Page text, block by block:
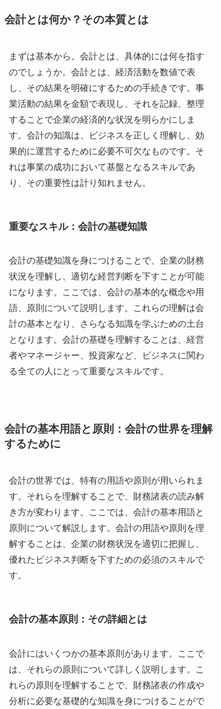
会計とは何か？その本質とは
まずは基本から。会計とは、具体的には何を指す
のでしょうか。会計とは、経済活動を数値で表
し、その結果を明確にするための手続きです。事
業活動の結果を金額で表現し、それを記録、整理
することで企業の経済的な状況を明らかにしま
す。会計の知識は、ビジネスを正しく理解し、効
果的に運営するために必要不可欠なものです。そ
れは事業の成功において基盤となるスキルであ
り、その重要性は計り知れません。
重要なスキル：会計の基礎知識
会計の基礎知識を身につけることで、企業の財務
状況を理解し、適切な経営判断を下すことが可能
になります。ここでは、会計の基本的な概念や用
語、原則について説明します。これらの理解は会
計の基本となり、さらなる知識を学ぶための土台
となります。会計の基礎を理解することは、経営
者やマネージャー、投資家など、ビジネスに関わ
る全ての人にとって重要なスキルです。
会計の基本用語と原則：会計の世界を理解
するために
会計の世界では、特有の用語や原則が用いられま
す。それらを理解することで、財務諸表の読み解
き方が変わります。ここでは、会計の基本用語と
原則について解説します。会計の用語や原則を理
解することは、企業の財務状況を適切に把握し、
優れたビジネス判断を下すための必須のスキルで
す。
会計の基本原則：その詳細とは
会計にはいくつかの基本原則があります。ここで
は、それらの原則について詳しく説明します。こ
れらの原則を理解することで、財務諸表の作成や
分析に必要な基礎的な知識を身につけることがで